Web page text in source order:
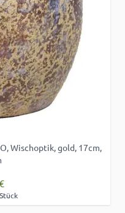
Wischoptik, gold, 17cm,